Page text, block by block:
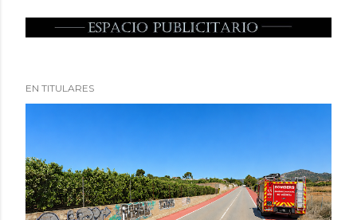
EN TITULARES